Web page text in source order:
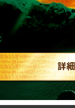
トいたします。